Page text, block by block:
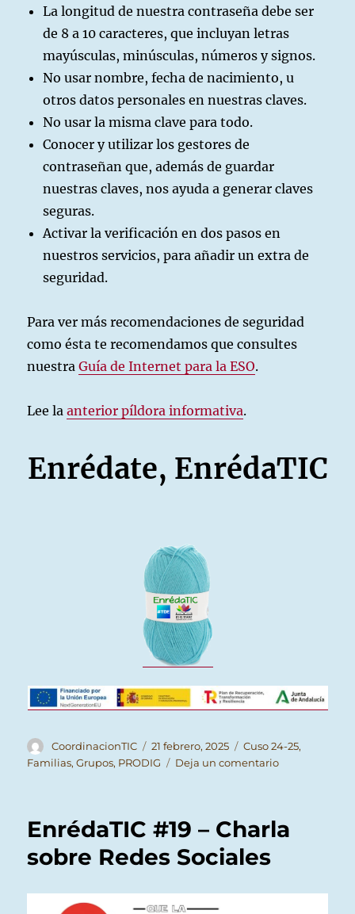
La longitud de nuestra contraseña debe ser
de 8 a 10 caracteres, que incluyan letras
mayúsculas, minúsculas, números y signos.
No usar nombre, fecha de nacimiento, u
otros datos personales en nuestras claves.
No usar la misma clave para todo.
Conocer y utilizar los gestores de
contraseñan que, además de guardar
nuestras claves, nos ayuda a generar claves
seguras.
Activar la verificación en dos pasos en
nuestros servicios, para añadir un extra de
seguridad.
Para ver más recomendaciones de seguridad
como ésta te recomendamos que consultes
nuestraGuía de Internet para la ESO.
Lee laanterior píldora informativa.
Enrédate, EnrédaTIC
Autor
CoordinacionTIC
Publicado
el
21 febrero, 2025 Categorías
Cuso 24-25,
Familias,Grupos, PRODIG Deja un comentarioen
Claves
España
EnrédaTIC #19 – Charla
sobre Redes Sociales